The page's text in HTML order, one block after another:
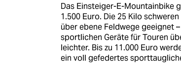
Das Einsteiger-E-Mountainbike
1.500 Euro. Die 25 Kilo
über ebene Feldwege geeignet
sportlichen Geräte für Touren
leichter. Bis zu 11.000 Euro
ein voll gefedertes